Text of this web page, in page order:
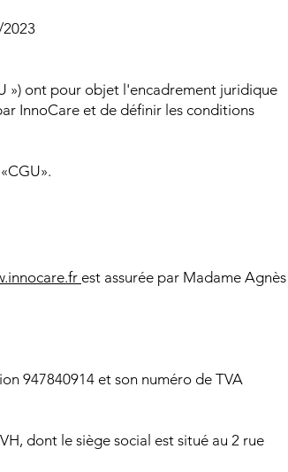
») ont pour objet l'encadrement juridique
InnoCare et de définir les conditions
est assurée par Madame Agnès
947840914 et son numéro de TVA
dont le siège social est situé au 2 rue